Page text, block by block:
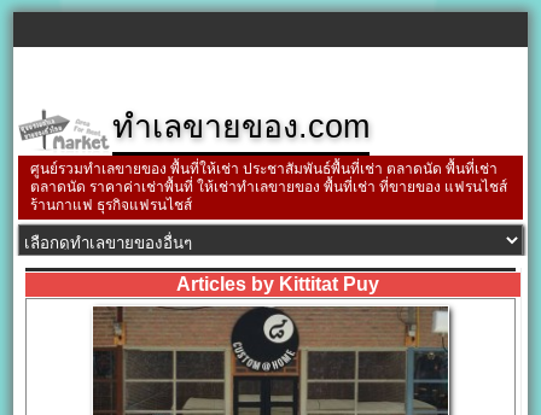
ทำเลขายของ.com
ศูนย์รวมทำเลขายของ พื้นที่ให้เช่า ประชาสัมพันธ์พื้นที่เช่า ตลาดนัด พื้นที่เช่า
ตลาดนัด ราคาค่าเช่าพื้นที่ ให้เช่าทำเลขายของ พื้นที่เช่า ที่ขายของ แฟรนไชส์
ร้านกาแฟ ธุรกิจแฟรนไชส์
Articles by Kittitat Puy